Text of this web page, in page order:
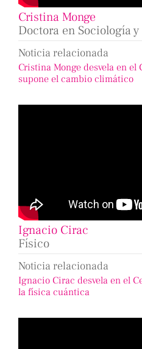
Cristina Monge
Doctora en Sociología
Noticia relacionada
Cristina Monge desvela en
supone el cambio climático
Ignacio Cirac
Físico
Noticia relacionada
Ignacio Cirac desvela en el
la física cuántica